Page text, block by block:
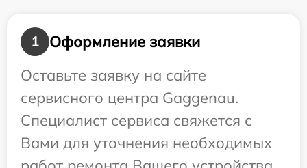
1
Оформление заявки
Оставьте заявку на сайте
сервисного центра Gaggenau.
Специалист сервиса свяжется с
Вами для уточнения необходимых